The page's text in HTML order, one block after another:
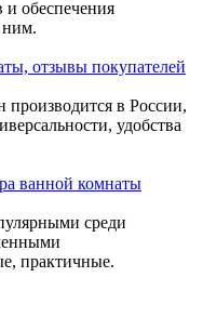
и обеспечения
ним.
отзывы покупателей
в России,
удобства
ванной комнаты
среди
практичные.